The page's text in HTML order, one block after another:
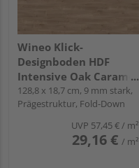
Wineo Klick-
Designboden HDF
Intensive Oak Caramel
Landhausdiele - wineo
1000 wood L
128,8 x 18,7 cm, 9 mm stark,
Prägestruktur, Fold-Down
UVP 57,45 €/ m²
29,16 € / m²